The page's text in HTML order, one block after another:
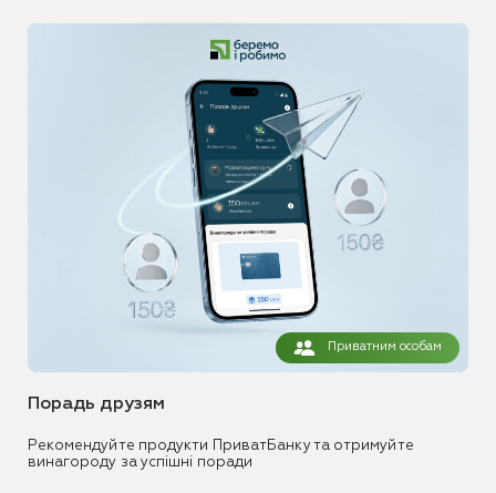
Приватним особам
Порадь друзям
Рекомендуйте продукти ПриватБанку та отримуйте
винагороду за успішні поради